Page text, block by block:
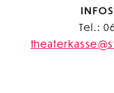
Tel.: